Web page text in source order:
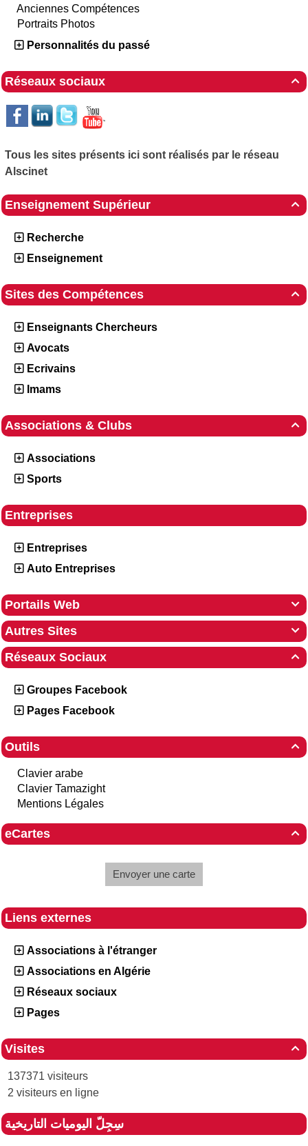
Anciennes Compétences
Portraits Photos
Personnalités du passé

Réseaux sociaux
Tous les sites présents ici sont réalisés par le réseau
Alscinet

Enseignement Supérieur
Recherche
Enseignement

Sites des Compétences
Enseignants Chercheurs
Avocats
Ecrivains
Imams

Associations & Clubs
Associations
Sports
Entreprises
Entreprises
Auto Entreprises

Portails Web

Autres Sites

Réseaux Sociaux
Groupes Facebook
Pages Facebook

Outils
Clavier arabe
Clavier Tamazight
Mentions Légales

eCartes
Envoyer une carte
Liens externes
Associations à l'étranger
Associations en Algérie
Réseaux sociaux
Pages

Visites
137371 visiteurs
2 visiteurs en ligne
سِجِلّ اليوميات التاريخية